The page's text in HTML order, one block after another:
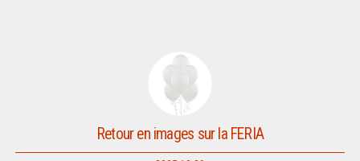
Retour en images sur la FERIA